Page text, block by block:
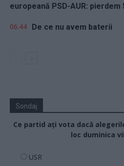
europeană PSD-AUR: pierdem
06.44 De ce nu avem baterii
Sondaj
Ce partid ați vota dacă
loc duminica
USR